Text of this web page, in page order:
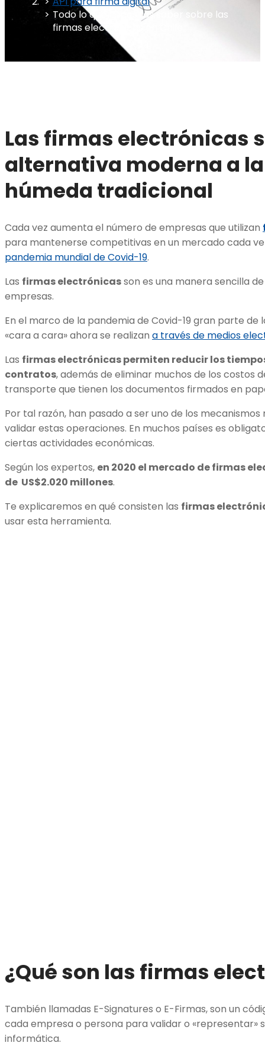
Todo lo que necesitas saber sobre las
firmas electrónicas en Chile
Las firmas electrónicas
alternativa moderna a
húmeda tradicional
Cada vez aumenta el número de empresas que utilizan
para mantenerse competitivas en un mercado cada
pandemia mundial de Covid-19.
Las firmas electrónicasson es una manera sencilla
empresas.
En el marco de la pandemia de Covid-19 gran parte de
«cara a cara» ahora se realizan a través de medios
Las firmas electrónicas permiten reducir los
contratos, además de eliminar muchos de los costos
transporte que tienen los documentos firmados en
Por tal razón, han pasado a ser uno de los
validar estas operaciones. En muchos países es
ciertas actividades económicas.
Según los expertos, en 2020 el mercado de firmas
de US$2.020 millones.
Te explicaremos en qué consisten las firmas
usar esta herramienta.
¿Qué son las firmas
También llamadas E-Signatures o E-Firmas, son un
cada empresa o persona para validar o «representar»
informática.